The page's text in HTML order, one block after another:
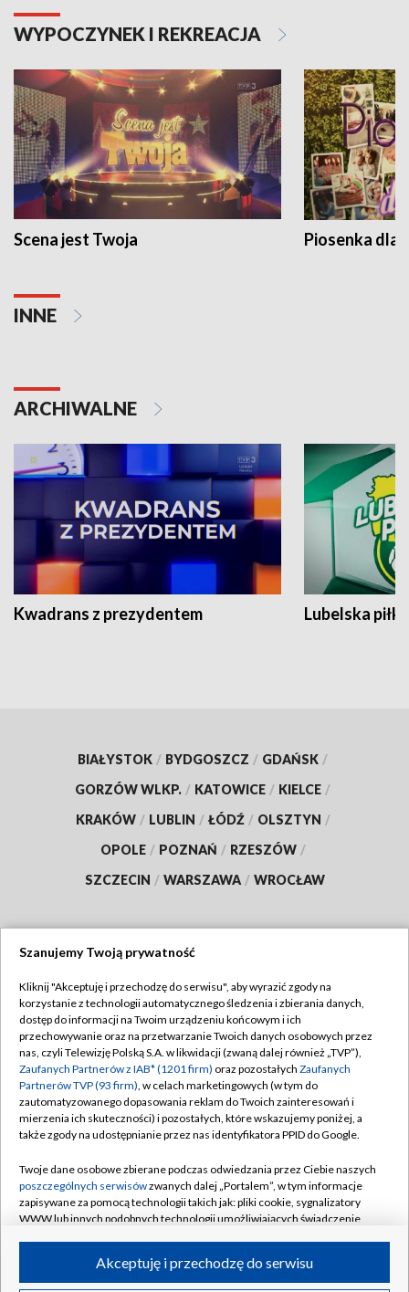
WYPOCZYNEK I REKREACJA
Scena jest Twoja Piosenka dla
INNE
ARCHIWALNE
Kwadrans z prezydentem Lubelska piłka
BIAŁYSTOK / BYDGOSZCZ / GDAŃSK /
GORZÓW WLKP. / KATOWICE / KIELCE /
KRAKÓW / LUBLIN / ŁÓDŹ / OLSZTYN /
OPOLE / POZNAŃ / RZESZÓW /
SZCZECIN / WARSZAWA / WROCŁAW
TVP
Abonament TVP
Emisja w TVP
Centrum informacji TVP
Naziemna Telewizja Cyfrowa
Rada Programowa
System NOS
Informacje o nadawcy
Program dla prasy
Regulamin TVP
Polityka prywatności
Moje zgody
Pomoc
Kontakt
Kanały
Szanujemy Twoją prywatność
Kliknij "Akceptuję i przechodzę do serwisu", aby wyrazić zgody na
korzystanie z technologii automatycznego śledzenia i zbierania danych,
dostęp do informacji na Twoim urządzeniu końcowym i ich
przechowywanie oraz na przetwarzanie Twoich danych osobowych przez
nas, czyli Telewizję Polską S.A. w likwidacji (zwaną dalej również „TVP”),
Zaufanych Partnerów z IAB* (1201 firm) oraz pozostałych Zaufanych
Partnerów TVP (93 firm), w celach marketingowych (w tym do
zautomatyzowanego dopasowania reklam do Twoich zainteresowań i
mierzenia ich skuteczności) i pozostałych, które wskazujemy poniżej, a
także zgody na udostępnianie przez nas identyfikatora PPID do Google.
Twoje dane osobowe zbierane podczas odwiedzania przez Ciebie naszych
poszczególnych serwisówzwanych dalej „Portalem”, w tym informacje
zapisywane za pomocą technologii takich jak: pliki cookie, sygnalizatory
WWW lub innych podobnych technologii umożliwiających świadczenie
ruchu w Internecie.Akceptuję i przechodzę do serwisu